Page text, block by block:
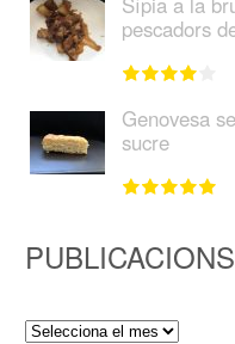
pescadors
Genovesa
sucre
PUBLICACIONS
Publicacions